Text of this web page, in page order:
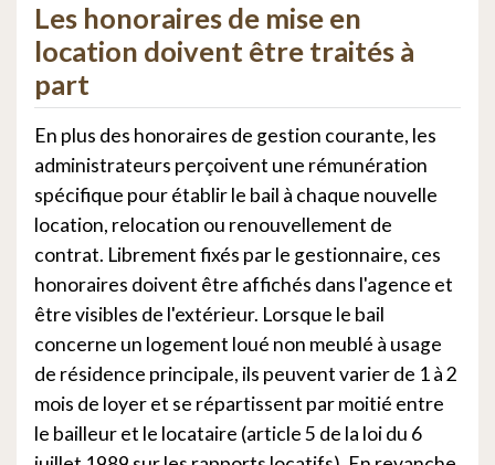
Les honoraires de mise en
location doivent être traités à
part
En plus des honoraires de gestion courante, les
administrateurs perçoivent une rémunération
spécifique pour établir le bail à chaque nouvelle
location, relocation ou renouvellement de
contrat. Librement fixés par le gestionnaire, ces
honoraires doivent être affichés dans l'agence et
être visibles de l'extérieur. Lorsque le bail
concerne un logement loué non meublé à usage
de résidence principale, ils peuvent varier de 1 à 2
mois de loyer et se répartissent par moitié entre
le bailleur et le locataire (article 5 de la loi du 6